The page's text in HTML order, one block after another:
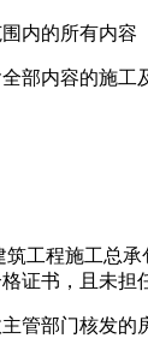
的所有内容
内容的施工
程施工总承
证书，且未担
部门核发的